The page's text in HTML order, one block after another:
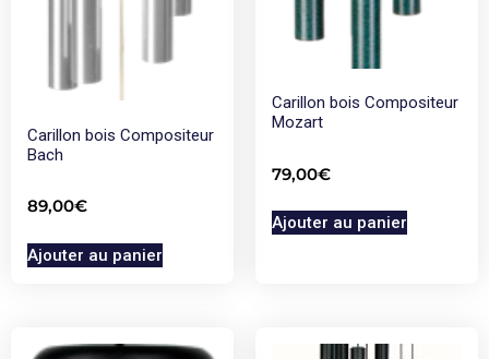
Carillon bois Compositeur
Bach
89,00€
Ajouter au panier
Carillon bois Compositeur
Mozart
79,00€
Ajouter au panier